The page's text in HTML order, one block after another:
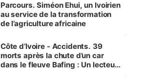
Parcours. Siméon Ehui, un Ivoirien
au service de la transformation
de l’agriculture africaine
Côte d’Ivoire - Accidents. 39
morts après la chute d’un car
dans le fleuve Bafing : Un lecteur